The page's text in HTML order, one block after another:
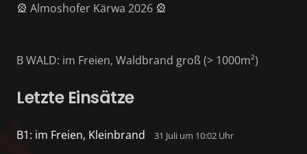
🎡 Almoshofer Kärwa 2026 🎡
B WALD: im Freien, Waldbrand groß (> 1000m²)
Letzte Einsätze
B1: im Freien, Kleinbrand 31 Juli um 10:02 Uhr